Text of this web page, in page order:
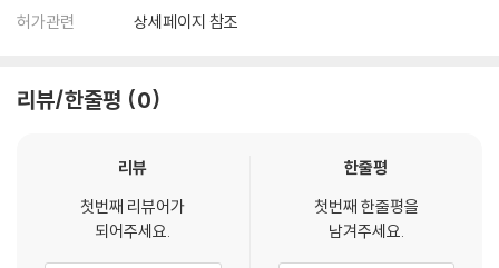
허가관련
상세페이지 참조
리뷰/한줄평 0
리뷰
첫번째 리뷰어가
되어주세요.
한줄평
첫번째 한줄평을
남겨주세요.